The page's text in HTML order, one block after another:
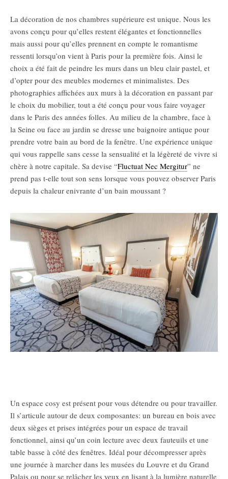
La décoration de nos chambres supérieure est unique. Nous les
avons conçu pour qu’elles restent élégantes et fonctionnelles
mais aussi pour qu’elles prennent en compte le romantisme
ressenti lorsqu’on vient à Paris pour la première fois. Ainsi le
choix a été fait de peindre les murs dans un bleu clair pastel, et
d’opter pour des meubles modernes et minimalistes. Des
photographies affichées aux murs à la décoration en passant par
le choix du mobilier, tout a été conçu pour vous faire voyager
dans le Paris des années folles. Au milieu de la chambre, face à
la Seine ou face au jardin se dresse une baignoire antique pour
prendre votre bain au bord de la fenêtre. Une expérience unique
qui vous rappelle sans cesse la sensualité et la légèreté de vivre si
chère à notre capitale. Sa devise “Fluctuat Nec Mergitur” ne
prend pas t-elle tout son sens lorsque vous pouvez observer Paris
depuis la chaleur enivrante d’un bain moussant ?
Un espace cosy est présent pour vous détendre ou pour travailler.
Il s’articule autour de deux composantes: un bureau en bois avec
deux sièges et prises intégrées pour un espace de travail
fonctionnel, ainsi qu’un coin lecture avec deux fauteuils et une
table basse à côté des fenêtres. Idéal pour décompresser après
une journée à marcher dans les musées du Louvre et du Grand
Palais ou pour se relâcher les yeux en lisant à la lumière naturelle